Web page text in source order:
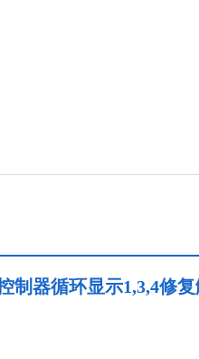
制器循环显示1,3,4修